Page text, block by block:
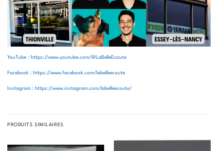
YouTube : https://www.youtube.com/@LaBelleEcoute
Facebook : https://www.facebook.com/labelleecoute
Instagram : https://www.instagram.com/labelleecoute/
PRODUITS SIMILAIRES